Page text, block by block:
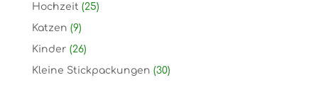
Hochzeit (25)
Katzen (9)
Kinder (26)
Kleine Stickpackungen (30)